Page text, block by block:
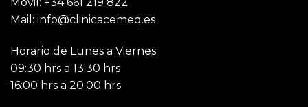
Móvil: +34 661 219 822
Mail: info@clinicacemeq.es
Horario de Lunes a Viernes:
09:30 hrs a 13:30 hrs
16:00 hrs a 20:00 hrs